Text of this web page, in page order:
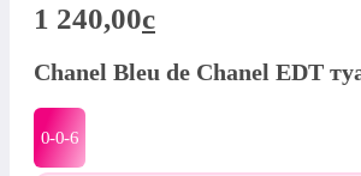
1 240,00c
Chanel Bleu de Chanel EDT
0-0-6